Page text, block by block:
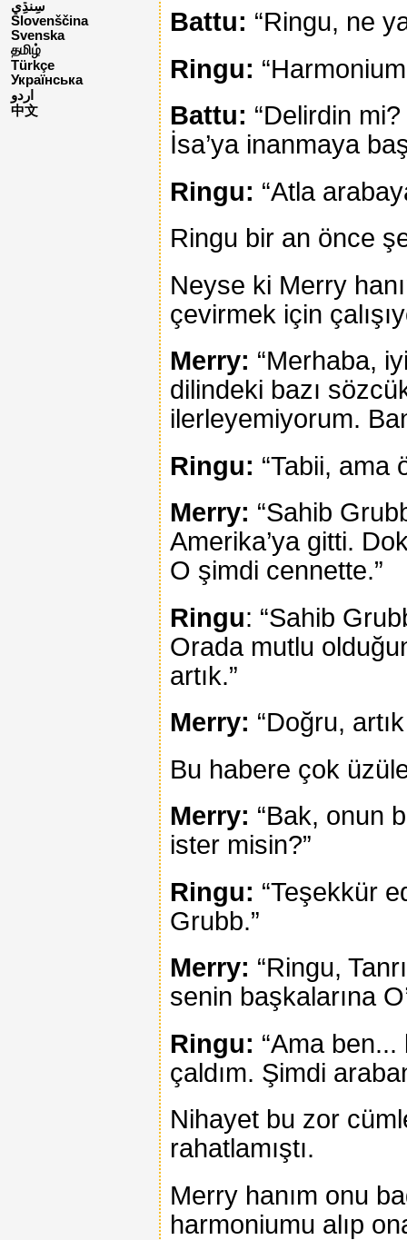
Slovenščina
Svenska
தமிழ்
Türkçe
Українська
اردو
中文
Battu: “Ringu, ne
Ringu:
Battu: “Delirdin
İsa’ya inanmaya
Ringu: “Atla
Ringu bir an önce
Neyse ki Merry
çevirmek için
Merry: “Merhaba,
dilindeki bazı
ilerleyemiyorum.
Ringu: “Tabii, ama
Merry: “Sahib
Amerika’ya gitti.
O şimdi cennette.”
Ringu: “Sahib
Orada mutlu
artık.”
Merry: “Doğru,
Bu habere çok
Merry: “Bak, onun
ister misin?”
Ringu: “Teşekkür
Grubb.”
Merry: “Ringu,
senin başkalarına
Ringu: “Ama ben...
çaldım. Şimdi
Nihayet bu zor
rahatlamıştı.
Merry hanım onu
harmoniumu alıp